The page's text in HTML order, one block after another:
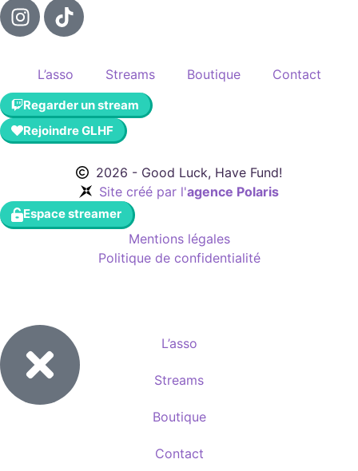
L’asso Streams Boutique Contact
Regarder un stream
Rejoindre GLHF
2026 - Good Luck, Have Fund!
Site créé par l'agence Polaris
Espace streamer
Mentions légales
Politique de confidentialité
L’asso
Streams
Boutique
Contact